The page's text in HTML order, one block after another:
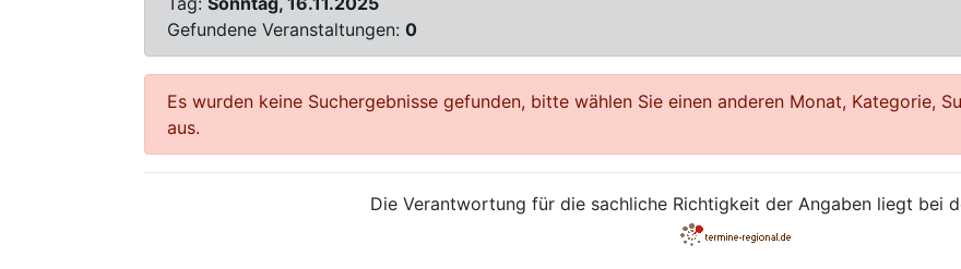
Gefundene Veranstaltungen: 0
Es wurden keine Suchergebnisse gefunden, bitte wählen Sie einen anderen Monat, Kategorie,
aus.
Die Verantwortung für die sachliche Richtigkeit der Angaben liegt bei